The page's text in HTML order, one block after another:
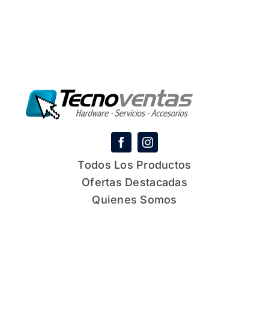
Todos Los Productos
Ofertas Destacadas
Quienes Somos